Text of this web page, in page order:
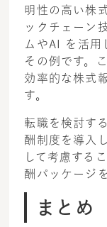
明性の高い株
ックチェーン
ムやAI を活用
その例です。
効率的な株式
す。
転職を検討す
酬制度を導入
して考慮する
酬パッケージ
まとめ